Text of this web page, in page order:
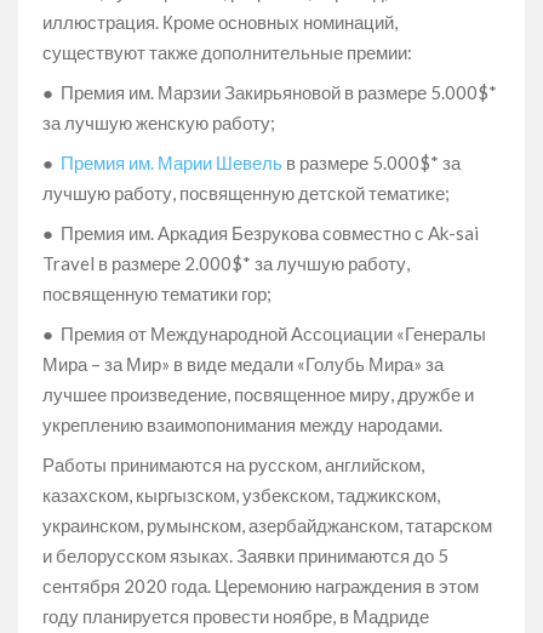
иллюстрация. Кроме основных номинаций,
существуют также дополнительные премии:
● Премия им. Марзии Закирьяновой в размере 5.000$*
за лучшую женскую работу;
● Премия им. Марии Шевель в размере 5.000$* за
лучшую работу, посвященную детской тематике;
● Премия им. Аркадия Безрукова совместно с Ak-sai
Travel в размере 2.000$* за лучшую работу,
посвященную тематики гор;
● Премия от Международной Ассоциации «Генералы
Мира – за Мир» в виде медали «Голубь Мира» за
лучшее произведение, посвященное миру, дружбе и
укреплению взаимопонимания между народами.
Работы принимаются на русском, английском,
казахском, кыргызском, узбекском, таджикском,
украинском, румынском, азербайджанском, татарском
и белорусском языках. Заявки принимаются до 5
сентября 2020 года. Церемонию награждения в этом
году планируется провести ноябре, в Мадриде